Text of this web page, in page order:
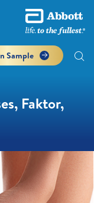
Sample
Faktor,